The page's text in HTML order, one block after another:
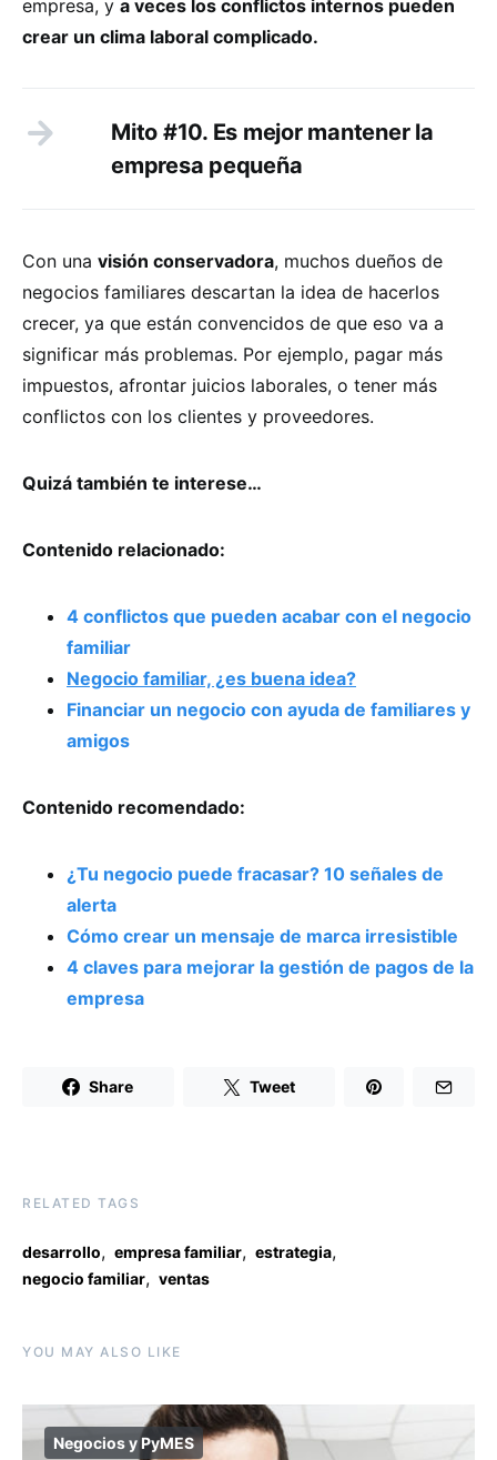
empresa, y a veces los conflictos internos pueden
crear un clima laboral complicado.
Mito #10. Es mejor mantener la
empresa pequeña
Con una visión conservadora, muchos dueños de
negocios familiares descartan la idea de hacerlos
crecer, ya que están convencidos de que eso va a
significar más problemas. Por ejemplo, pagar más
impuestos, afrontar juicios laborales, o tener más
conflictos con los clientes y proveedores.
Quizá también te interese…
Contenido relacionado:
4 conflictos que pueden acabar con el negocio
familiar
Negocio familiar, ¿es buena idea?
Financiar un negocio con ayuda de familiares y
amigos
Contenido recomendado:
¿Tu negocio puede fracasar? 10 señales de
alerta
Cómo crear un mensaje de marca irresistible
4 claves para mejorar la gestión de pagos de la
empresa
Share Tweet
RELATED TAGS
desarrollo, empresa familiar, estrategia,
negocio familiar, ventas
YOU MAY ALSO LIKE
Negocios y PyMES